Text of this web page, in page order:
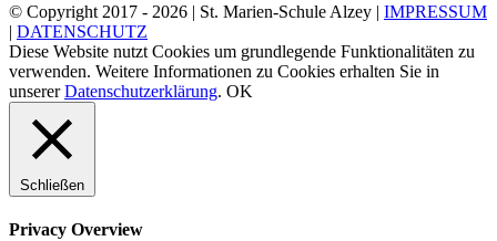
© Copyright 2017 - 2026 | St. Marien-Schule Alzey | IMPRESSUM
| DATENSCHUTZ
Diese Website nutzt Cookies um grundlegende Funktionalitäten zu
verwenden. Weitere Informationen zu Cookies erhalten Sie in
unsererDatenschutzerklärung. OK
Schließen
Privacy Overview